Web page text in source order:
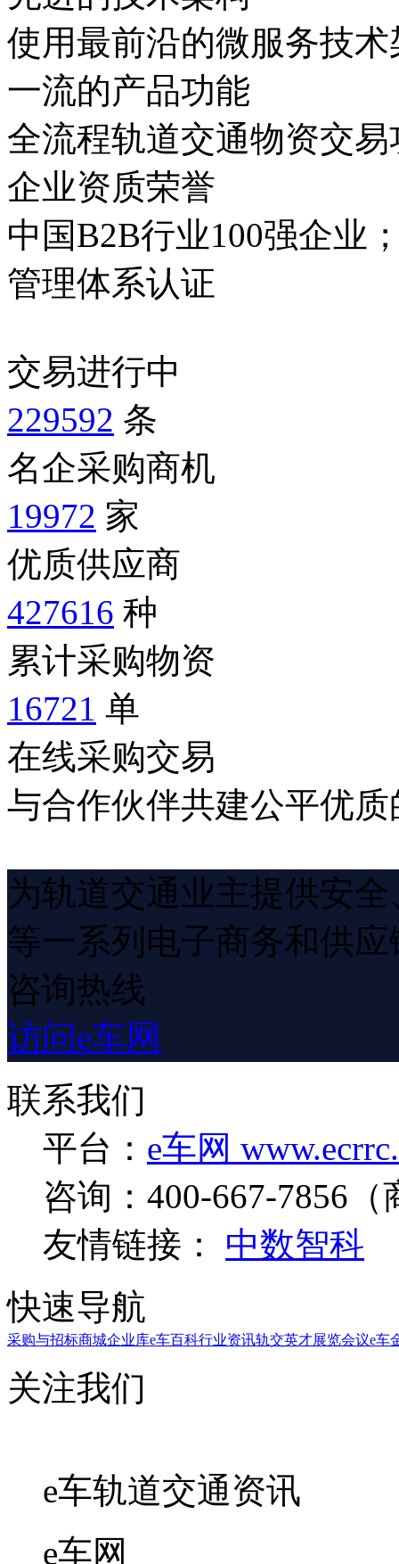
使用最前沿的微服务技术
一流的产品功能
全流程轨道交通物资交
企业资质荣誉
中国B2B行业100强企业
管理体系认证
交易进行中
229592 条
名企采购商机
19972 家
优质供应商
427616 种
累计采购物资
16721 单
在线采购交易
与合作伙伴共建公平优
为轨道交通业主提供安
等一系列电子商务和供
咨询热线
访问e车网
联系我们
平台： e车网
咨询：400-667-7856
友情链接： 中数智科
快速导航
采购与招标商城企业库e车百科行业资讯轨交英才展览会议e车
关注我们
e车轨道交通资讯
e车网